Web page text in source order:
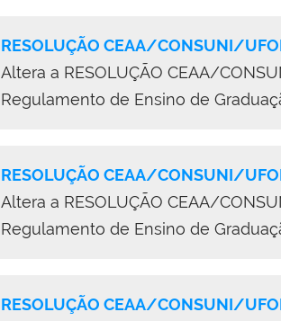
RESOLUÇÃO CEAA/CONSUNI/
Altera a RESOLUÇÃO CEAA/
Regulamento de Ensino de
RESOLUÇÃO CEAA/CONSUNI/
Altera a RESOLUÇÃO CEAA/
Regulamento de Ensino de
RESOLUÇÃO CEAA/CONSUNI/